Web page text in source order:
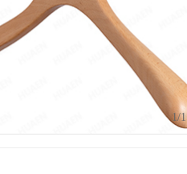
1/1